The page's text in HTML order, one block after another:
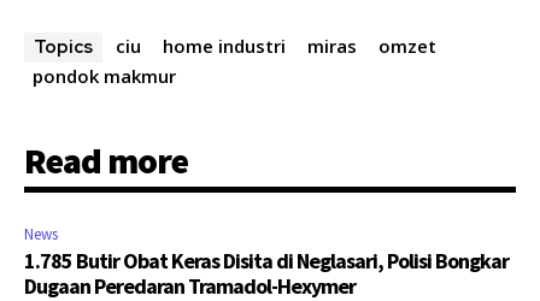
Topics ciu home industri miras
omzet
pondok makmur
Read more
News
1.785 Butir Obat Keras Disita di Neglasari, Polisi Bongkar
Dugaan Peredaran Tramadol-Hexymer